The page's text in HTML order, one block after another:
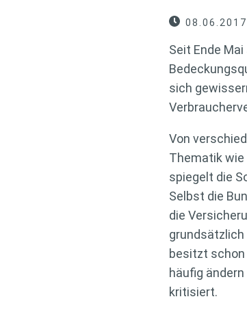
08.06.2017
Seit Ende
sich
Von
Thematik wie
spiegelt die
Selbst die
die
grundsätzlich
besitzt
häufig
kritisiert.